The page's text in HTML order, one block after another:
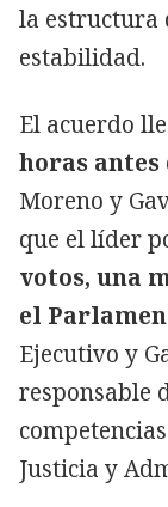
la estructura
estabilidad.
El acuerdo
horas antes
Moreno y
que el líder
votos, una
el
Ejecutivo y
responsable
Justicia y